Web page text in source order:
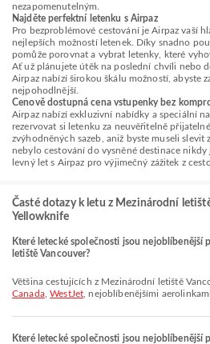
nezapomenutelným.
Najděte perfektní letenku s Airpaz
Pro bezproblémové cestování je Airpaz vaší
nejlepších možností letenek. Díky snadno
pomůže porovnat a vybrat letenky, které
Ať už plánujete útěk na poslední chvíli nebo
Airpaz nabízí širokou škálu možností, abyste
nejpohodlnější.
Cenově dostupná cena vstupenky bez
Airpaz nabízí exkluzivní nabídky a speciální
rezervovat si letenku za neuvěřitelně
zvýhodněných sazeb, aniž byste museli
nebylo cestování do vysněné destinace nikdy
levný let s Airpaz pro výjimečný zážitek z
Časté dotazy k letu z Mezinárodní
Yellowknife
Které letecké společnosti jsou nejoblíbenější
letiště Vancouver?
Většina cestujících z Mezinárodní letiště
Canada,WestJet , nejoblíbenějšími
Které letecké společnosti jsou nejoblíbenější